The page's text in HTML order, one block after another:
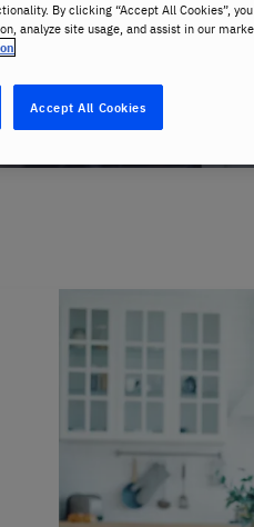
By clicking “Accept All Cookies”,
analyze site usage, and assist in our
Accept All Cookies